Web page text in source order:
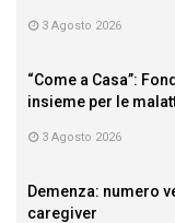
3 Agosto 2026
“Come a Casa”:
insieme per le
3 Agosto 2026
Demenza: numero
caregiver